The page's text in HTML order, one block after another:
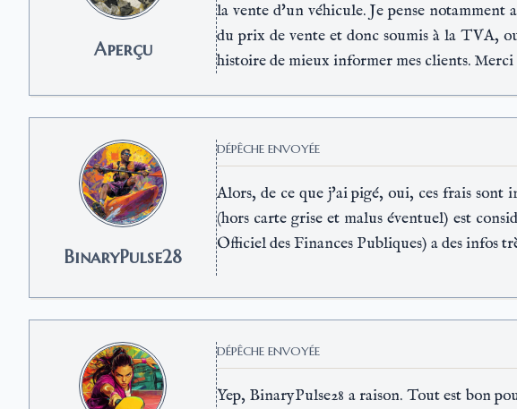
Aperçu
la vente d'un véhicule. Je pense notamment
du prix de vente et donc soumis à la TVA,
histoire de mieux informer mes clients.
BinaryPulse28
DÉPÊCHE ENVOYÉE
Alors, de ce que j'ai pigé, oui, ces frais sont
(hors carte grise et malus éventuel) est
Officiel des Finances Publiques) a des infos
DÉPÊCHE ENVOYÉE
Yep, BinaryPulse28 a raison. Tout est bon